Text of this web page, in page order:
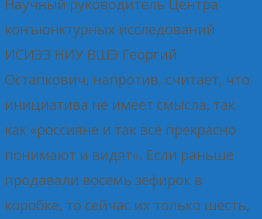
конъюнктурных исследований
ИСИЭЗ НИУ ВШЭ Георгий
Остапкович, напротив, считает, что
инициатива не имеет смысла, так
как «россияне и так всё прекрасно
понимают и видят». Если раньше
продавали восемь зефирок в
коробке, то сейчас их только шесть,